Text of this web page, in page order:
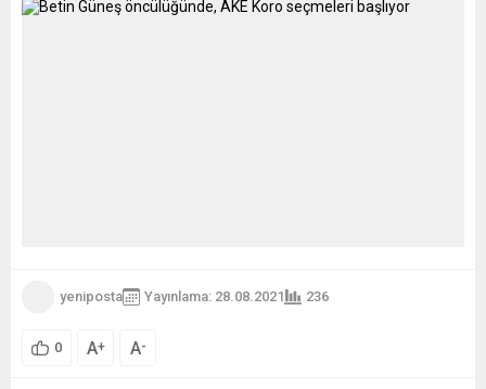
yeniposta Yayınlama: 28.08.2021 236
0 A+ A-